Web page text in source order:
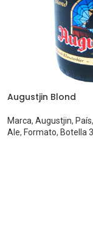
Augustjin Blond
Marca, Augustjin, País,
Ale, Formato, Botella